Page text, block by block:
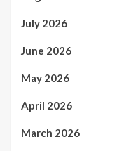
July 2026
June 2026
May 2026
April 2026
March 2026